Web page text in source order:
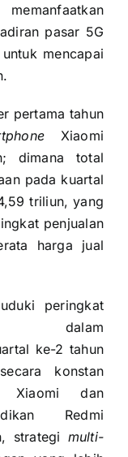
pasar 5G
mencapai
pertama tahun
Xiaomi
dimana total
pada kuartal
triliun, yang
penjualan
harga jual
peringkat
dalam
ke-2 tahun
konstan
Xiaomi dan
Redmi
strategi multi-